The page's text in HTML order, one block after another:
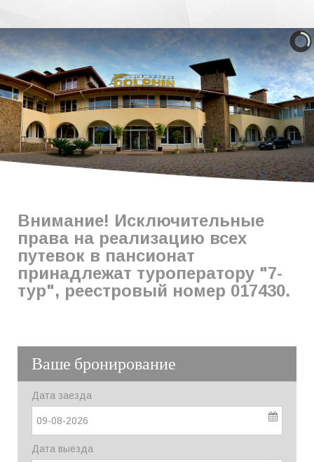
Внимание! Исключительные
права на реализацию всех
путевок в пансионат
принадлежат туроператору "7-
тур", реестровый номер 017430.
Ваше бронирование
Дата заезда
09-08-2026
Дата выезда